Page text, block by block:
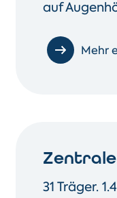
auf
Mehr
31 Träger.